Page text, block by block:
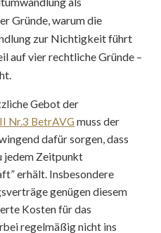
Gründe, warum die
zur Nichtigkeit führt
auf vier rechtliche Gründe –
Gebot der
Nr.3 BetrAVG muss der
dafür sorgen, dass
jedem Zeitpunkt
erhält. Insbesondere
genügen diesem
Kosten für das
regelmäßig nicht ins